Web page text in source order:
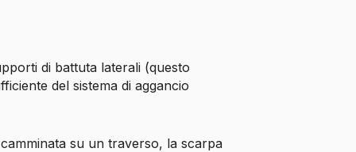
di battuta laterali (questo
del sistema di aggancio
su un traverso, la scarpa